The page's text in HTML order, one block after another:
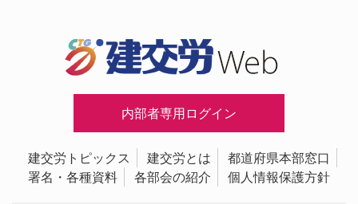
内部者専用ログイン
建交労トピックス 建交労とは
都道府県本部窓口
署名・各種資料
各部会の紹介 個人情報保護方針